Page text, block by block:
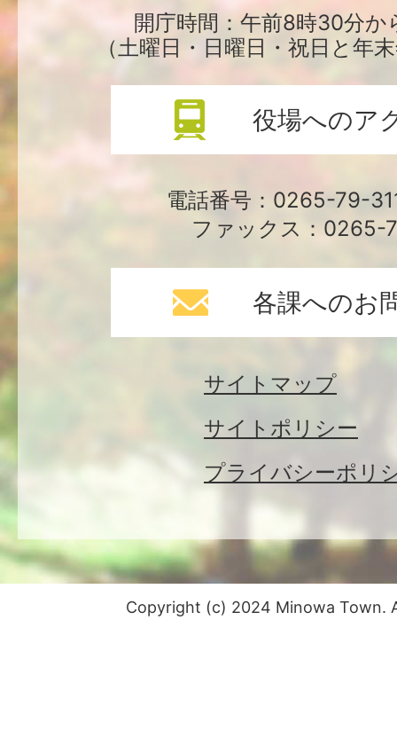
場
開庁時間：午前8時30分か
（土曜日・日曜日・祝日と年
役場へのア
電話番号：0265-79-
ファックス：0265-
各課へのお
サイトマップ
サイトポリシー
プライバシーポリ
Copyright (c) 2024 Minowa Town.